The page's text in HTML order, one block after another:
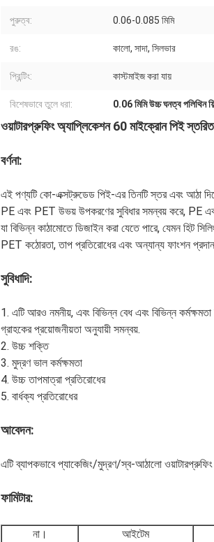
পুরুত্ব: 0.06-0.085 মিমি
রঙ: কালো, সাদা, সিলভার
প্রিন্টিং: কাস্টমাইজ করা যায়
বিশেষভাবে তুলে ধরা: 0.06 মিমি উচ্চ ঘনত্ব পলিথিন
ওয়াটারপ্রুফিং অ্যাপ্লিকেশন 60 মাইক্রোন পিই স্তরিত
বর্ণনা:
এই পণ্যটি কো-এক্সট্রুডেড পিই-এর তিনটি স্তর এবং আঠা দিয়ে
PE এবং PET উভয় উপকরণের সুবিধার সমন্বয় করে, PE
যা বিভিন্ন কাঠামোতে ডিজাইন করা যেতে পারে, যেমন হিট
PET কঠোরতা, তাপ প্রতিরোধের এবং অন্যান্য ফাংশন
সুবিধাদি:
1. এটি আরও নমনীয়, এবং বিভিন্ন বেধ এবং বিভিন্ন
গ্রাহকের প্রয়োজনীয়তা অনুযায়ী সমন্বয়.
2. উচ্চ শক্তি
3. মুদ্রণ ভাল কর্মক্ষমতা
4. উচ্চ তাপমাত্রা প্রতিরোধের
5. বার্ধক্য প্রতিরোধের
আবেদন:
এটি ব্যাপকভাবে প্যাকেজিং/মুদ্রণ/স্ব-আঠালো
ফামিটার:
না। আইটেম